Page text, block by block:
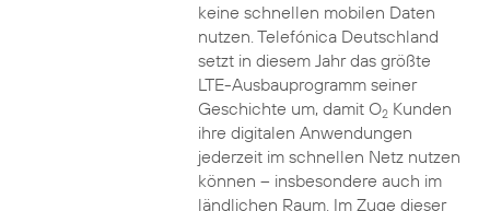
keine schnellen mobilen Daten
nutzen. Telefónica Deutschland
setzt in diesem Jahr das größte
LTE-Ausbauprogramm seiner
Geschichte um, damit O2Kunden
ihre digitalen Anwendungen
jederzeit im schnellen Netz nutzen
können – insbesondere auch im
ländlichen Raum. Im Zuge dieser